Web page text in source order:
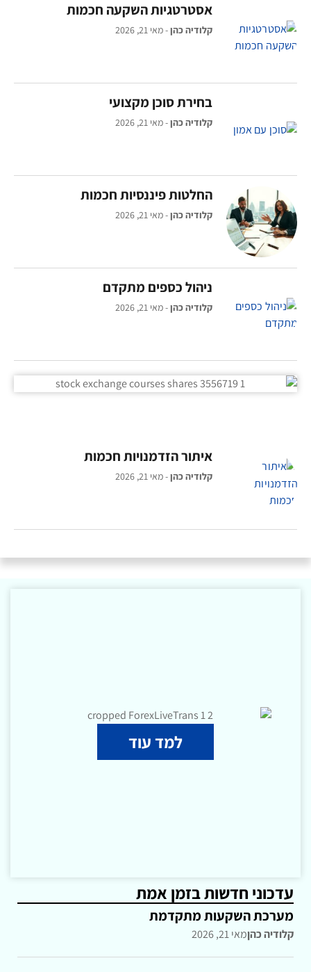
אסטרטגיות השקעה חכמות
קלודיה כהן מאי 21, 2026
בחירת סוכן מקצועי
קלודיה כהן מאי 21, 2026
החלטות פיננסיות חכמות
קלודיה כהן מאי 21, 2026
ניהול כספים מתקדם
קלודיה כהן מאי 21, 2026
איתור הזדמנויות חכמות
קלודיה כהן מאי 21, 2026
למד עוד
עדכוני חדשות בזמן אמת
מערכת השקעות מתקדמת
קלודיה כהןמאי 21, 2026